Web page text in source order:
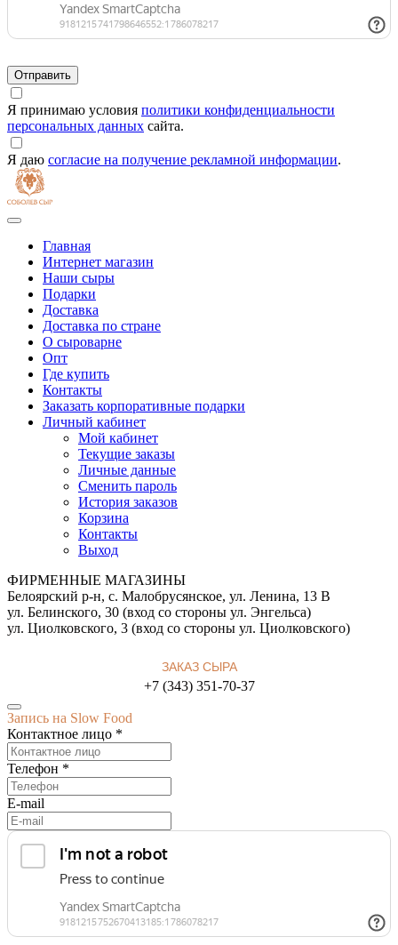
Я принимаю условия политики конфиденциальности
персональных данных сайта.
Я даю согласие на получение рекламной информации.
Главная
Интернет магазин
Наши сыры
Подарки
Доставка
Доставка по стране
О сыроварне
Опт
Где купить
Контакты
Заказать корпоративные подарки
Личный кабинет
Мой кабинет
Текущие заказы
Личные данные
Сменить пароль
История заказов
Корзина
Контакты
Выход
ФИРМЕННЫЕ МАГАЗИНЫ
Белоярский р-н, с. Малобрусянское, ул. Ленина, 13 В
ул. Белинского, 30 (вход со стороны ул. Энгельса)
ул. Циолковского, 3 (вход со стороны ул. Циолковского)
ЗАКАЗ СЫРА
+7 (343) 351-70-37
Запись на Slow Food
Контактное лицо *
Телефон *
E-mail